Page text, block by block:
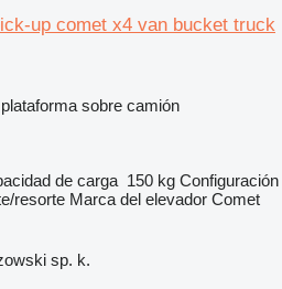
up comet x4 van bucket truck
sobre camión
de carga 150 kg Configuración
resorte Marca del elevador Comet
sp. k.